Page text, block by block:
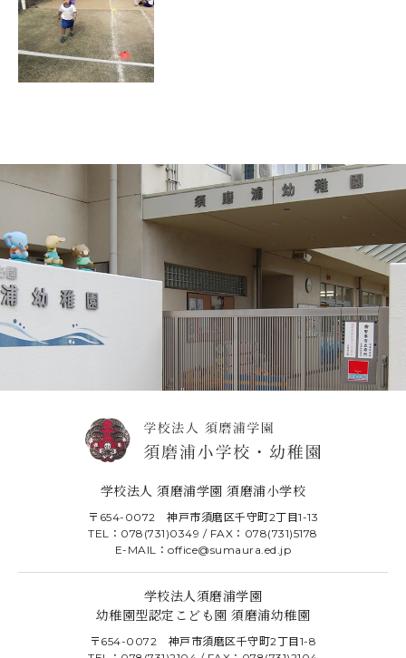
学校法人 須磨浦学園 須磨浦小学校
〒654-0072 神戸市須磨区千守町2丁目1-13
TEL：078(731)0349 / FAX：078(731)5178
E-MAIL：office@sumaura.ed.jp
学校法人須磨浦学園
幼稚園型認定こども園 須磨浦幼稚園
〒654-0072 神戸市須磨区千守町2丁目1-8